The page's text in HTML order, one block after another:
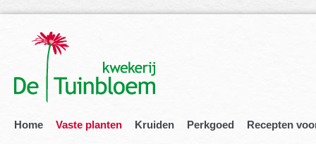
Home Vaste planten Kruiden Perkgoed Recepten